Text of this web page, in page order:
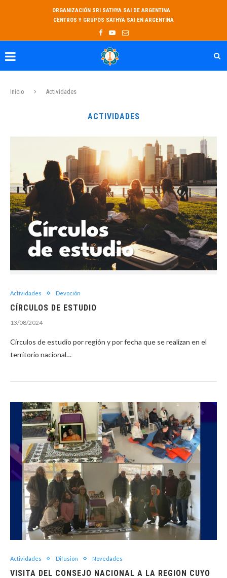
ORGANIZACIÓN SRI SATHYA SAI DE ARGENTINA
CENTROS Y GRUPOS SATHYA SAI EN ARGENTINA
Inicio Actividades
ACTIVIDADES
Actividades Devoción
CÍRCULOS DE ESTUDIO
13/08/2024
Círculos de estudio por región y por fecha que se realizan en el
territorio nacional…
Actividades Difusión Novedades
VISITA DEL CONSEJO NACIONAL A LA REGION CUYO